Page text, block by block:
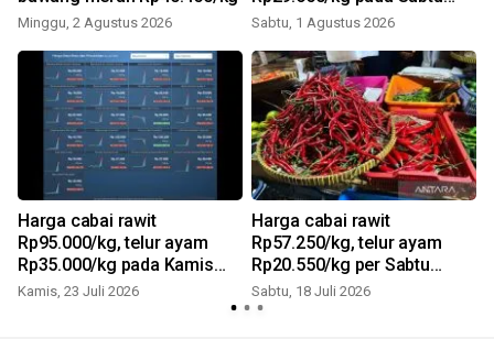
Minggu, 2 Agustus 2026
(1/8/2026) hari ini
Sabtu, 1 Agustus 2026
Harga cabai rawit
Rp95.000/kg, telur ayam
Rp35.000/kg pada Kamis
(23/7/2026) hari ini
Kamis, 23 Juli 2026
Harga cabai rawit
Rp57.250/kg, telur ayam
Rp20.550/kg per Sabtu
(18/7/2026) hari ini
Sabtu, 18 Juli 2026